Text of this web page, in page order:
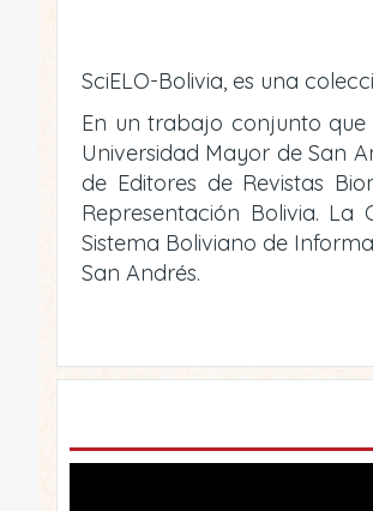
SciELO-Bolivia, es una
En un trabajo conjunto que
Universidad Mayor de San
de Editores de Revistas
Representación Bolivia.
Sistema Boliviano de
San Andrés.